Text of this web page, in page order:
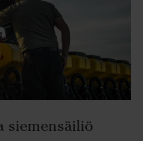
siemensäiliö